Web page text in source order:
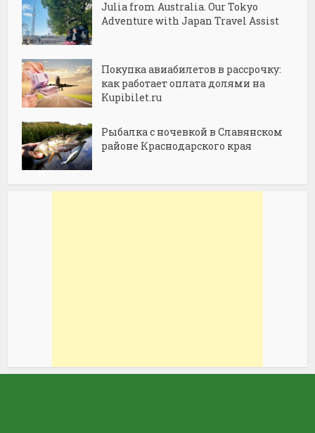
Julia from Australia. Our Tokyo
Adventure with Japan Travel Assist
Покупка авиабилетов в рассрочку:
как работает оплата долями на
Kupibilet.ru
Рыбалка с ночевкой в Славянском
районе Краснодарского края